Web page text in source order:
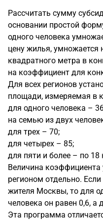
Рассчитать сумму
основании простой
одного человека
цену жилья, умножается
квадратного метра в
на коэффициент для
Для всех регионов
площади, измеряемая в
для одного человека –
на семью из двух
для трех – 70;
для четырех – 85;
для пяти и более – по 18
Величина
регионом отдельно.
жителя Москвы, то для
человека он равен 0,6, а
Эта программа